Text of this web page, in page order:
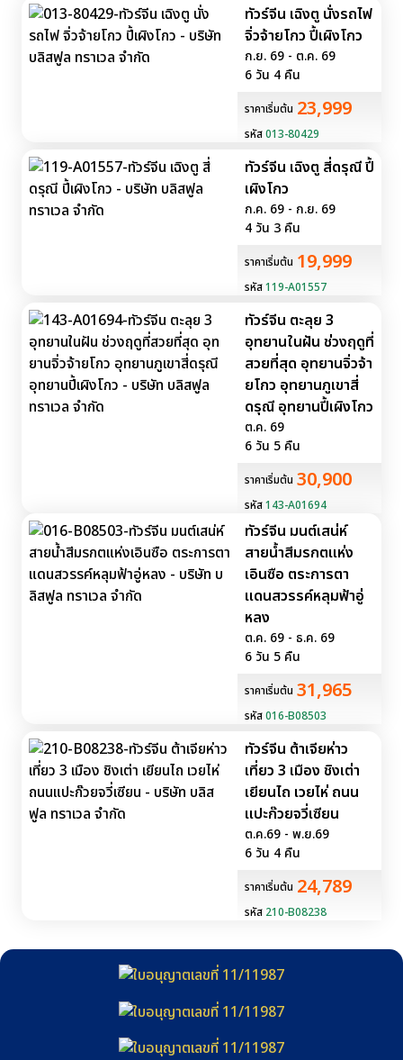
ทัวร์จีน เฉิงตู นั่งรถไฟ
จิ่วจ้ายโกว ปี้เผิงโกว
ก.ย. 69 - ต.ค. 69
6 วัน 4 คืน
ราคาเริ่มต้น 23,999
รหัส013-80429
ทัวร์จีน เฉิงตู สี่ดรุณี ปี้
เผิงโกว
ก.ค. 69 - ก.ย. 69
4 วัน 3 คืน
ราคาเริ่มต้น 19,999
รหัส119-A01557
ทัวร์จีน ตะลุย 3
อุทยานในฝัน ช่วงฤดูที่
สวยที่สุด อุทยานจิ่วจ้า
ยโกว อุทยานภูเขาสี่
ดรุณี อุทยานปี้เผิงโกว
ต.ค. 69
6 วัน 5 คืน
ราคาเริ่มต้น 30,900
รหัส143-A01694
ทัวร์จีน มนต์เสน่ห์
สายน้ำสีมรกตแห่ง
เอินซือ ตระการตา
แดนสวรรค์หลุมฟ้าอู่
หลง
ต.ค. 69 - ธ.ค. 69
6 วัน 5 คืน
ราคาเริ่มต้น 31,965
รหัส016-B08503
ทัวร์จีน ต้าเจียห่าว
เที่ยว 3 เมือง ชิงเต่า
เยียนไถ เวยไห่ ถนน
แปะก๊วยจวี่เซียน
ต.ค.69 - พ.ย.69
6 วัน 4 คืน
ราคาเริ่มต้น 24,789
รหัส 210-B08238